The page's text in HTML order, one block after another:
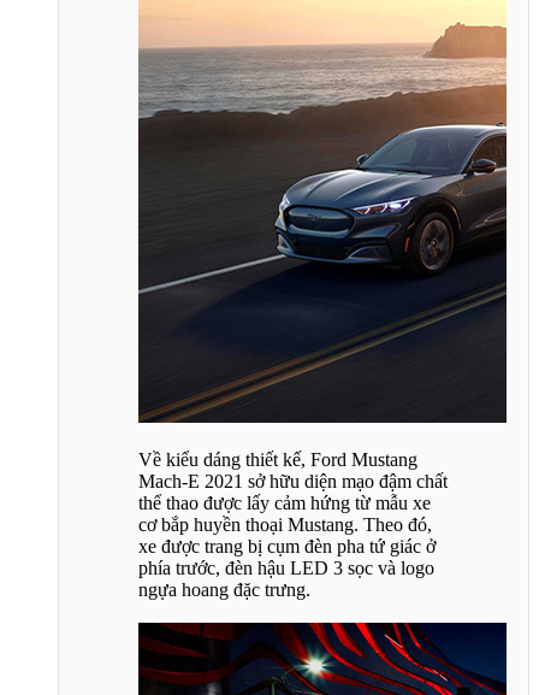
Về kiểu dáng thiết kế, Ford Mustang
Mach-E 2021 sở hữu diện mạo đậm chất
thể thao được lấy cảm hứng từ mẫu xe
cơ bắp huyền thoại Mustang. Theo đó,
xe được trang bị cụm đèn pha tứ giác ở
phía trước, đèn hậu LED 3 sọc và logo
ngựa hoang đặc trưng.